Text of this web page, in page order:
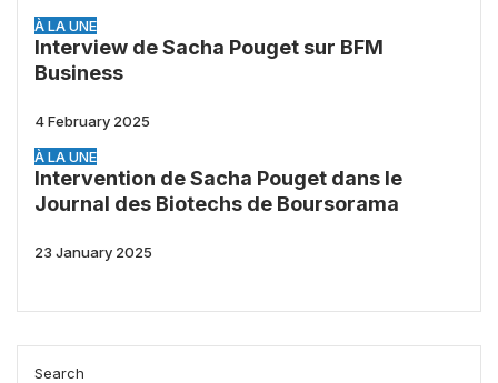
À LA UNE
Interview de Sacha Pouget sur BFM
Business
4 February 2025
À LA UNE
Intervention de Sacha Pouget dans le
Journal des Biotechs de Boursorama
23 January 2025
Search